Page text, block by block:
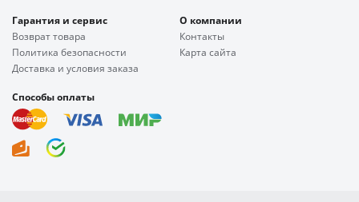
Гарантия и сервис
Возврат товара
Политика безопасности
Доставка и условия заказа
О компании
Контакты
Карта сайта
Способы оплаты